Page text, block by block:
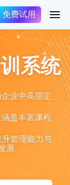
免费试用
系统
业中高层定
盖丰富课程
管理能力与
展